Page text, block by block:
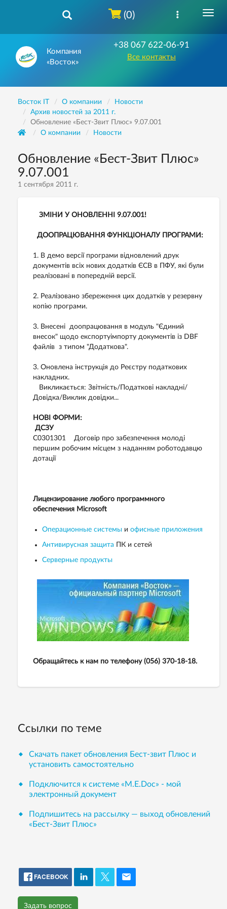
Компания
«Восток»
+38 067 622-06-91
Все контакты
(0)
Восток IT О компании
Новости
Архив новостей за 2011 г.
Обновление «Бест-Звит Плюс» 9.07.001
О компании
Новости
Обновление «Бест-Звит Плюс»
9.07.001
1 сентября 2011 г.
ЗМІНИ У ОНОВЛЕННІ 9.07.001!
ДООПРАЦЮВАННЯ ФУНКЦІОНАЛУ ПРОГРАМИ:
1. В демо версії програми відновлений друк
документів всіх нових додатків ЄСВ в ПФУ, які були
реалізовані в попередній версії.
2. Реалізовано збереження цих додатків у резервну
копію програми.
3. Внесені доопрацювання в модуль "Єдиний
внесок" щодо експортуімпорту документів із DBF
файлів з типом "Додаткова".
3. Оновлена інструкція до Реєстру податкових
накладних.
Викликається: Звітність/Податкові накладні/
Довідка/Виклик довідки...
НОВІ ФОРМИ:
ДСЗУ
C0301301 Договір про забезпечення молоді
першим робочим місцем з наданням роботодавцю
дотації
Лицензирование любого программного
обеспечения Microsoft
Операционные системы и офисные приложения
Антивирусная защита ПК и сетей
Серверные продукты
Обращайтесь к нам по телефону (056) 370-18-18.
Ссылки по теме
Скачать пакет обновления Бест-звит Плюс и
установить самостоятельно
Подключится к системе «М.Е.Doc» - мой
электронный документ
Подпишитесь на рассылку — выход обновлений
«Бест-Звит Плюс»
FACEBOOK
Задать вопрос